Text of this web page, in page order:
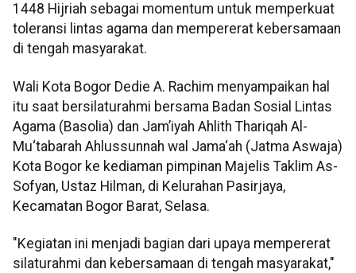
1448 Hijriah sebagai momentum untuk memperkuat
toleransi lintas agama dan mempererat kebersamaan
di tengah masyarakat.
Wali Kota Bogor Dedie A. Rachim menyampaikan hal
itu saat bersilaturahmi bersama Badan Sosial Lintas
Agama (Basolia) dan Jam’iyah Ahlith Thariqah Al-
Mu‘tabarah Ahlussunnah wal Jama‘ah (Jatma Aswaja)
Kota Bogor ke kediaman pimpinan Majelis Taklim As-
Sofyan, Ustaz Hilman, di Kelurahan Pasirjaya,
Kecamatan Bogor Barat, Selasa.
"Kegiatan ini menjadi bagian dari upaya mempererat
silaturahmi dan kebersamaan di tengah masyarakat,"